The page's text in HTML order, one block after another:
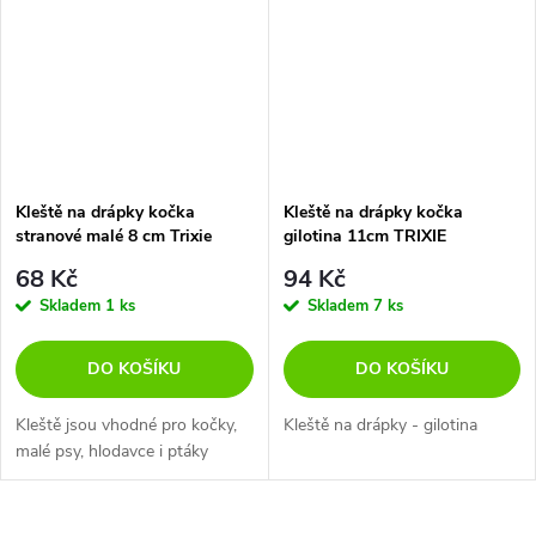
Kleště na drápky kočka
stranové malé 8 cm Trixie
68 Kč
Skladem 1 ks
DO KOŠÍKU
Kleště jsou vhodné pro kočky,
malé psy, hlodavce i ptáky
Kleště na drápky kočka
gilotina 11cm TRIXIE
94 Kč
Skladem 7 ks
DO KOŠÍKU
Kleště na drápky - gilotina